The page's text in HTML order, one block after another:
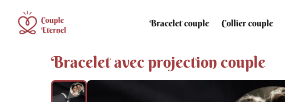
Bracelet couple Collier couple
Bracelet avec projection couple